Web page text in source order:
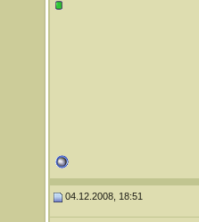
04.12.2008, 18:51